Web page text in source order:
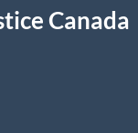
Canada